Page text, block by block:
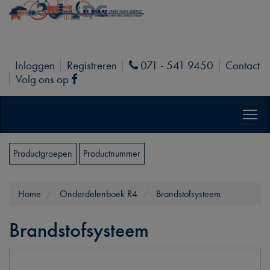
Inloggen Registreren Phone
071 - 541 9450
Contact
Volg ons op
Facebook
Productgroepen Productnummer
Home Onderdelenboek R4 Brandstofsysteem
Brandstofsysteem